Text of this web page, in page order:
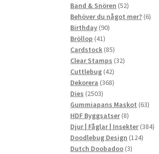
produkter
Band & Snören 5252
produkter
Behöver du något mer? 66
Birthday 9090
Bröllop 4141
produkter
Cardstock 8585
produkter
Clear Stamps 3232
Cuttlebug 4242
produkter
Dekorera 368368
Dies 25032503
produkter
Gummiapans Maskot 6363
HDF Byggsatser 88
produkter
Djur | Fåglar | Insekter 384384
Doodlebug Design 124124
Dutch Doobadoo 33